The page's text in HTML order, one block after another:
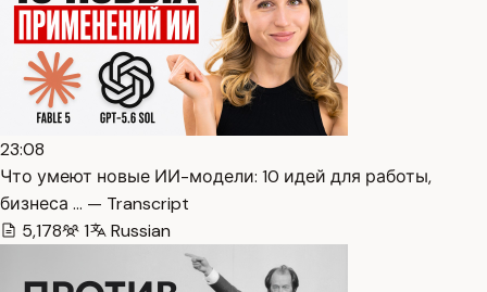
23:08
Что умеют новые ИИ-модели: 10 идей для работы,
бизнеса … — Transcript
5,178
1 Russian